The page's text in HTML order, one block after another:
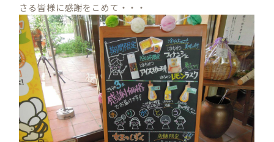
さる皆様に感謝をこめて・・・